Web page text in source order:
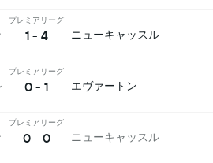
プレミアリーグ
1 - 4 ニューキャッスル
プレミアリーグ
0 - 1 エヴァートン
プレミアリーグ
0 - 0 ニューキャッスル